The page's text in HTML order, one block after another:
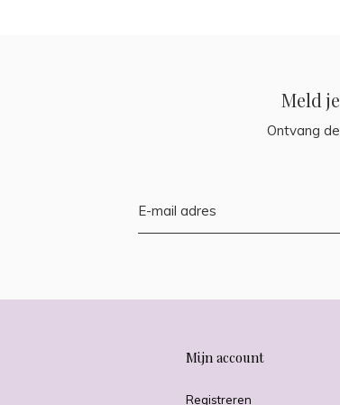
Meld
Ontvang
Mijn account
Registreren